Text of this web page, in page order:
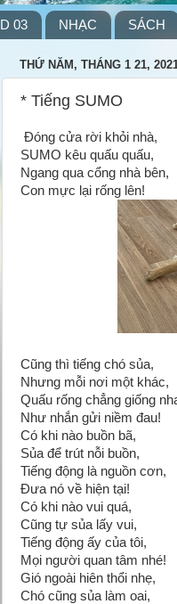
03 NHẠC SÁCH
THỨ NĂM, THÁNG 1 21,
* Tiếng SUMO
Đóng cửa rời khỏi nhà,
SUMO kêu quấu quấu,
Ngang qua cổng nhà bên,
Con mực lại rống lên!
Cũng thì tiếng chó sủa,
Nhưng mỗi nơi một khác,
Quấu rống chẳng giống
Như nhắn gửi niềm đau!
Có khi nào buồn bã,
Sủa để trút nỗi buồn,
Tiếng động là nguồn cơn,
Đưa nó về hiện tại!
Có khi nào vui quá,
Cũng tự sủa lấy vui,
Tiếng động ấy của tôi,
Mọi người quan tâm nhé!
Gió ngoài hiên thổi nhẹ,
Chó cũng sủa làm oai,